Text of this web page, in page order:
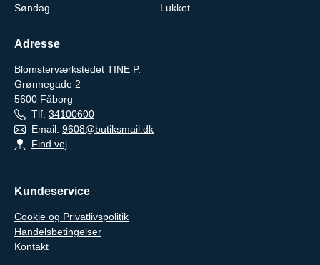
Søndag
Lukket
Adresse
Blomsterværkstedet TINE P.
Grønnegade 2
5600 Fåborg
Tlf. 34100600
Email: 9608@butiksmail.dk
Find vej
Kundeservice
Cookie og Privatlivspolitik
Handelsbetingelser
Kontakt